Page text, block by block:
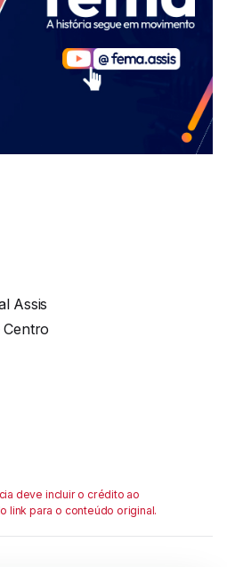
Assis
Centro
deve incluir o crédito ao
link para o conteúdo original.